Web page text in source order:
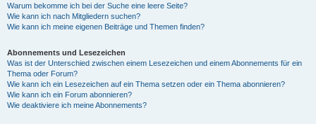
Warum bekomme ich bei der Suche eine leere Seite?
Wie kann ich nach Mitgliedern suchen?
Wie kann ich meine eigenen Beiträge und Themen finden?
Abonnements und Lesezeichen
Was ist der Unterschied zwischen einem Lesezeichen und einem Abonnements für ein
Thema oder Forum?
Wie kann ich ein Lesezeichen auf ein Thema setzen oder ein Thema abonnieren?
Wie kann ich ein Forum abonnieren?
Wie deaktiviere ich meine Abonnements?